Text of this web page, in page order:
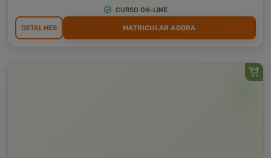
CURSO ON-LINE
DETALHES MATRICULAR AGORA